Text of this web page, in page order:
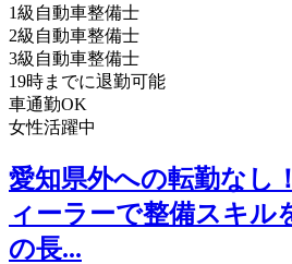
1級自動車整備士
2級自動車整備士
3級自動車整備士
19時までに退勤可能
車通勤OK
女性活躍中
愛知県外への転勤なし
ィーラーで整備スキル
の長...